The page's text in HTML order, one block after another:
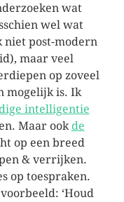
wat
wel wat
niet post-modern
maar veel
op zoveel
mogelijk is. Ik
intelligentie
Maar ook de
op een breed
& verrijken.
op toespraken.
‘Houd